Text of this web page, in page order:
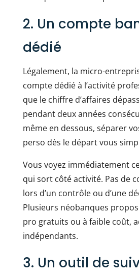
2. Un compte
dédié
Légalement, la micro-
compte dédié à l’activité
que le chiffre d’affaires
pendant deux années
même en dessous, séparer
perso dès le départ vous
Vous voyez immédiatement
qui sort côté activité. Pas de
lors d’un contrôle ou d’une
Plusieurs néobanques
pro gratuits ou à faible coût,
indépendants.
3. Un outil de